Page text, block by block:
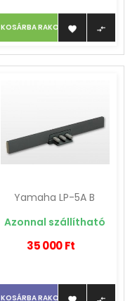
KOSÁRBA RAKOM  
Yamaha LP-5A B
Azonnal szállítható
35 000 Ft
KOSÁRBA RAKOM